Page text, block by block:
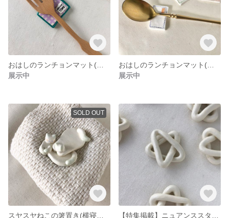
展示中
展示中
SOLD OUT